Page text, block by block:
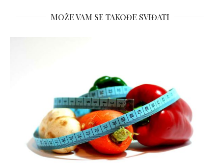
MOŽE VAM SE TAKOĐE SVIĐATI